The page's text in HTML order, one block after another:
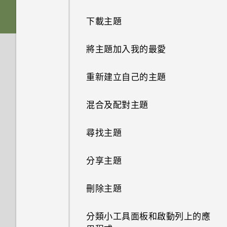
插槽和卡片固定座
Nano SIM 卡
記憶卡
為電池充電
切換手機開關
需要使用手機的快速指引嗎？
螢幕導覽按鈕
新增第四個導覽按鈕
重新排列導覽按鈕
休眠模式
將螢幕解鎖
動作手勢
觸控手勢
開啟應用程式
法
在手機和電腦之間傳送相片、影
下載主題
將主題加入我的最愛
重新建立自己的主題
混合及配對主題
尋找主題
分享主題
刪除主題
分類小工具面板和啟動列上的應